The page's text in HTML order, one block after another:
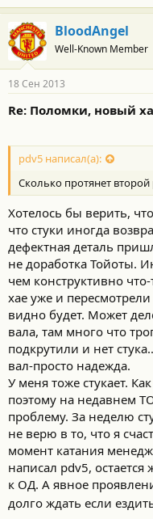
BloodAngel
Well-Known Member
18 Сен 2013
Re: Поломки, новый
pdv5 написал(а):
Сколько протянет второй
Хотелось бы верить,
что стуки иногда
дефектная деталь
не доработка Тойоты.
чем конструктивно
хае уже и
видно будет. Может
вала, там много что
подкрутили и нет
вал-просто надежда.
У меня тоже стукает.
поэтому на недавнем
проблему. За неделю
не верю в то, что я
момент катания
написал pdv5,
к ОД. А явное
долго ждать если